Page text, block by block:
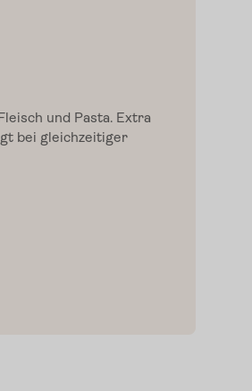
und Pasta. Extra
bei gleichzeitiger